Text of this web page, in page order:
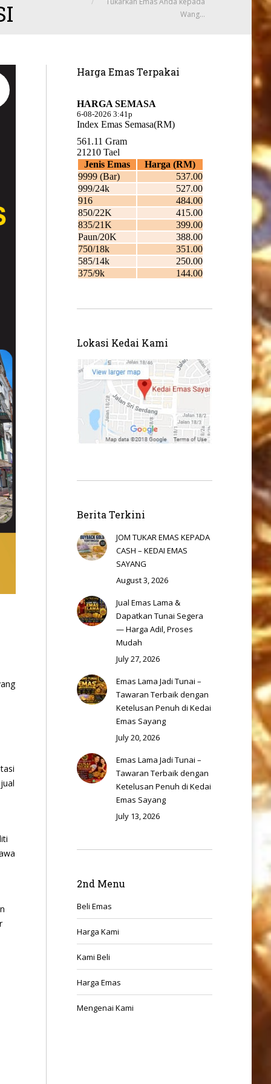
Wang…
Harga Emas Terpakai
Lokasi Kedai Kami
Berita Terkini
JOM TUKAR EMAS KEPADA
CASH – KEDAI EMAS
SAYANG
August 3, 2026
Jual Emas Lama &
Dapatkan Tunai Segera
— Harga Adil, Proses
Mudah
July 27, 2026
Emas Lama Jadi Tunai –
Tawaran Terbaik dengan
Ketelusan Penuh di Kedai
Emas Sayang
July 20, 2026
Emas Lama Jadi Tunai –
Tawaran Terbaik dengan
Ketelusan Penuh di Kedai
Emas Sayang
July 13, 2026
2nd Menu
Beli Emas
Harga Kami
Kami Beli
Harga Emas
Mengenai Kami